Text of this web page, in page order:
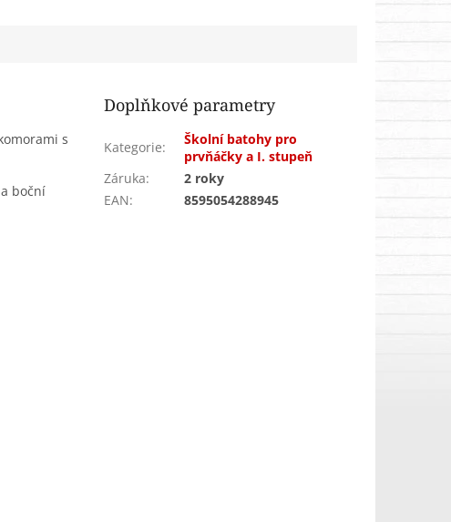
s
boční
Doplňkové parametry
Kategorie:
Školní batohy pro
prvňáčky a I. stupeň
Záruka:
2 roky
EAN: 8595054288945